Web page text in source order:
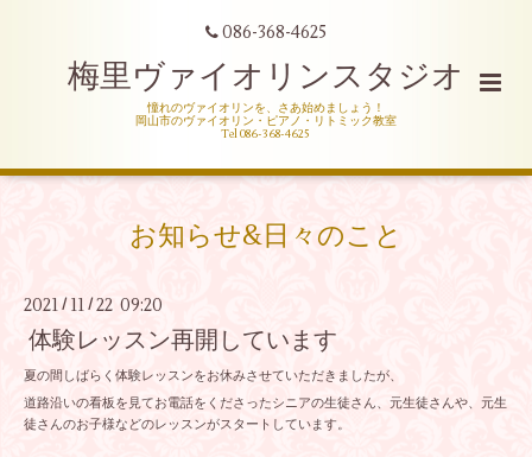
086-368-4625
梅里ヴァイオリンスタジオ
憧れのヴァイオリンを、さあ始めましょう！
岡山市のヴァイオリン・ピアノ・リトミック教室
Tel 086-368-4625
お知らせ&日々のこと
2021 / 11 / 22 09:20
体験レッスン再開しています
夏の間しばらく体験レッスンをお休みさせていただきましたが、
道路沿いの看板を見てお電話をくださったシニアの生徒さん、元生徒さんや、元生
徒さんのお子様などのレッスンがスタートしています。